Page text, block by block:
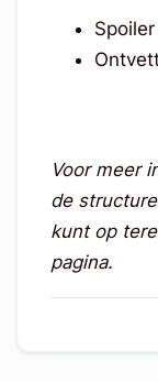
Voor meer
de
kunt op
pagina.